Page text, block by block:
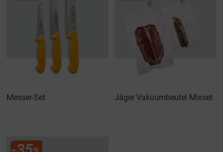
Messer-Set Jäger Vakuumbeutel Mixset